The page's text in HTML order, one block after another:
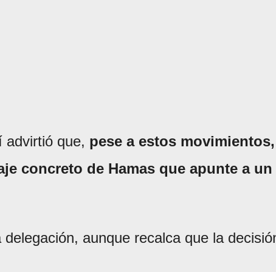
advirtió que, pese a estos movimientos,
concreto de Hamas que apunte a un
aunque recalca que la